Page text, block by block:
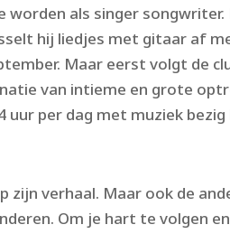
worden als singer
hij liedjes met gitaar af
Maar eerst volgt de
van intieme en grote
per dag met muziek bezig
zijn verhaal. Maar ook de
Om je hart te volgen